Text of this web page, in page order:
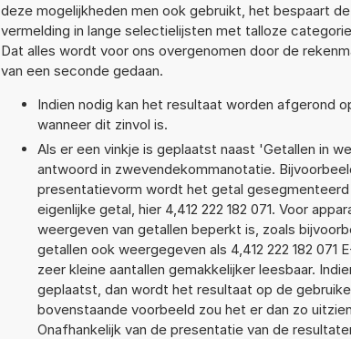
deze mogelijkheden men ook gebruikt, het bespaart
vermelding in lange selectielijsten met talloze
Dat alles wordt voor ons overgenomen door de
van een seconde gedaan.
Indien nodig kan het resultaat worden afgerond
wanneer dit zinvol is.
Als er een vinkje is geplaatst naast 'Getallen in
antwoord in zwevendekommanotatie.
presentatievorm wordt het getal gesegmenteerd
eigenlijke getal, hier 4,412 222 182 071. Voor
weergeven van getallen beperkt is, zoals
getallen ook weergegeven als 4,412 222 182 071
zeer kleine aantallen gemakkelijker leesbaar.
geplaatst, dan wordt het resultaat op de
bovenstaande voorbeeld zou het er dan zo
Onafhankelijk van de presentatie van de